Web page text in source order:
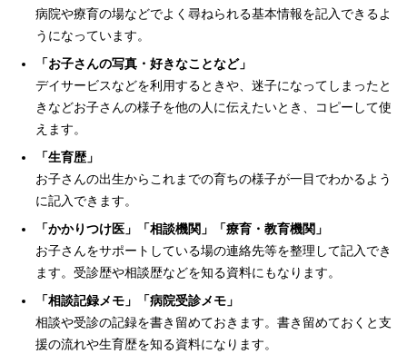
病院や療育の場などでよく尋ねられる基本情報を記入できるよ
うになっています。
「お子さんの写真・好きなことなど」
デイサービスなどを利用するときや、迷子になってしまったと
きなどお子さんの様子を他の人に伝えたいとき、コピーして使
えます。
「生育歴」
お子さんの出生からこれまでの育ちの様子が一目でわかるよう
に記入できます。
「かかりつけ医」「相談機関」「療育・教育機関」
お子さんをサポートしている場の連絡先等を整理して記入でき
ます。受診歴や相談歴などを知る資料にもなります。
「相談記録メモ」「病院受診メモ」
相談や受診の記録を書き留めておきます。書き留めておくと支
援の流れや生育歴を知る資料になります。